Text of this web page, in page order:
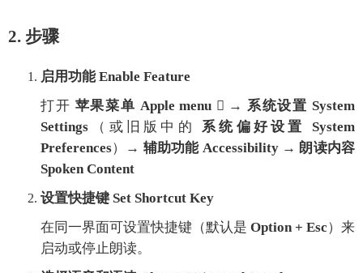
2. 步骤
启用功能 Enable Feature
打开 苹果菜单 Apple menu  →系统设置 System
Settings （或旧版中的系统偏好设置 System
Preferences）→ 辅助功能 Accessibility→朗读内容
Spoken Content
设置快捷键 Set Shortcut Key
在同一界面可设置快捷键（默认是 Option + Esc）来
启动或停止朗读。